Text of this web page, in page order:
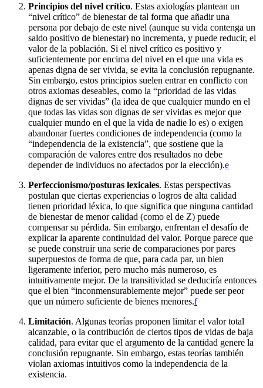
Principios del nivel crítico. Estas axiologías plantean un
“nivel crítico” de bienestar de tal forma que añadir una
persona por debajo de este nivel (aunque su vida contenga un
saldo positivo de bienestar) no incrementa, y puede reducir, el
valor de la población. Si el nivel crítico es positivo y
suficientemente por encima del nivel en el que una vida es
apenas digna de ser vivida, se evita la conclusión repugnante.
Sin embargo, estos principios suelen entrar en conflicto con
otros axiomas deseables, como la “prioridad de las vidas
dignas de ser vividas” (la idea de que cualquier mundo en el
que todas las vidas son dignas de ser vividas es mejor que
cualquier mundo en el que la vida de nadie lo es) o exigen
abandonar fuertes condiciones de independencia (como la
“independencia de la existencia”, que sostiene que la
comparación de valores entre dos resultados no debe
depender de individuos no afectados por la elección).⁠e
Perfeccionismo/posturas lexicales. Estas perspectivas
postulan que ciertas experiencias o logros de alta calidad
tienen prioridad léxica, lo que significa que ninguna cantidad
de bienestar de menor calidad (como el de Z) puede
compensar su pérdida. Sin embargo, enfrentan el desafío de
explicar la aparente continuidad del valor. Porque parece que
se puede construir una serie de comparaciones por pares
superpuestos de forma de que, para cada par, un bien
ligeramente inferior, pero mucho más numeroso, es
intuitivamente mejor. De la transitividad se deduciría entonces
que el bien “inconmensurablemente mejor” puede ser peor
que un número suficiente de bienes menores.⁠f
Limitación. Algunas teorías proponen limitar el valor total
alcanzable, o la contribución de ciertos tipos de vidas de baja
calidad, para evitar que el argumento de la cantidad genere la
conclusión repugnante. Sin embargo, estas teorías también
violan axiomas intuitivos como la independencia de la
existencia.